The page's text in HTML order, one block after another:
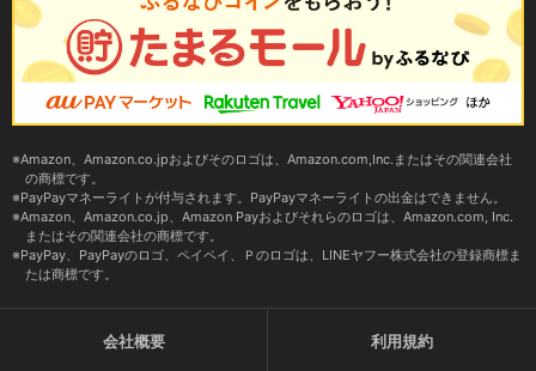
Amazon、Amazon.co.jpおよびそのロゴは、Amazon.com,Inc.またはその関連会社
の商標です。
PayPayマネーライトが付与されます。PayPayマネーライトの出金はできません。
Amazon、Amazon.co.jp、Amazon Payおよびそれらのロゴは、Amazon.com, Inc.
またはその関連会社の商標です。
PayPay、PayPayのロゴ、ペイペイ、Ｐのロゴは、LINEヤフー株式会社の登録商標ま
たは商標です。
会社概要 利用規約